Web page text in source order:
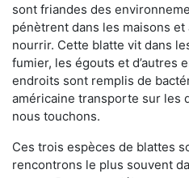
sont friandes des
pénètrent dans les maisons
nourrir. Cette blatte vit dans
fumier, les égouts et d’autres
endroits sont remplis de
américaine transporte sur les
nous touchons.
Ces trois espèces de blattes
rencontrons le plus souvent